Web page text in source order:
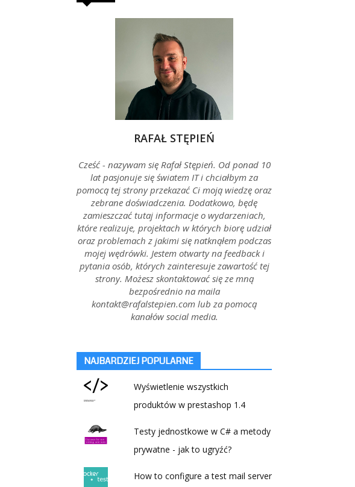
RAFAŁ STĘPIEŃ
Cześć - nazywam się Rafał Stępień. Od ponad 10
lat pasjonuje się światem IT i chciałbym za
pomocą tej strony przekazać Ci moją wiedzę oraz
zebrane doświadczenia. Dodatkowo, będę
zamieszczać tutaj informacje o wydarzeniach,
które realizuje, projektach w których biorę udział
oraz problemach z jakimi się natknąłem podczas
mojej wędrówki. Jestem otwarty na feedback i
pytania osób, których zainteresuje zawartość tej
strony. Możesz skontaktować się ze mną
bezpośrednio na maila
kontakt@rafalstepien.com lub za pomocą
kanałów social media.
NAJBARDZIEJ POPULARNE
Wyświetlenie wszystkich
produktów w prestashop 1.4
Testy jednostkowe w C# a metody
prywatne - jak to ugryźć?
How to configure a test mail server